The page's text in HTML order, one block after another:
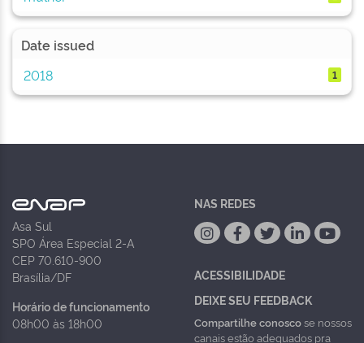
Date issued
2018
1
Asa Sul
SPO Área Especial 2-A
CEP 70.610-900
Brasília/DF
Horário de funcionamento
08h00 às 18h00
NAS REDES
ACESSIBILIDADE
DEIXE SEU FEEDBACK
Compartilhe conoscose nossos
canais estão adequados pra